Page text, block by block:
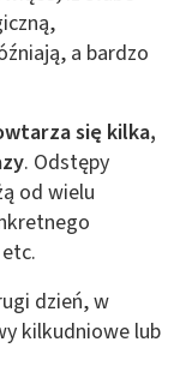
a bardzo
się kilka,
. Odstępy
od wielu
dzień, w
kilkudniowe lub
do